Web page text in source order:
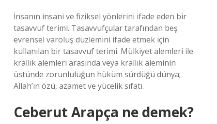
İnsanın insani ve fiziksel yönlerini ifade eden bir
tasavvuf terimi. Tasavvufçular tarafından beş
evrensel varoluş düzlemini ifade etmek için
kullanılan bir tasavvuf terimi. Mülkiyet alemleri ile
krallık alemleri arasında veya krallık aleminin
üstünde zorunluluğun hüküm sürdüğü dünya;
Allah’ın özü, azamet ve yücelik sıfatı.
Ceberut Arapça ne demek?